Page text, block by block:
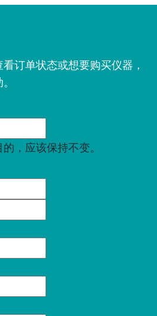
订单状态或想要购买仪器，
，应该保持不变。